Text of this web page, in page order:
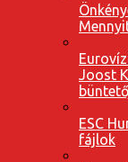
Joost
ESC
fájlok